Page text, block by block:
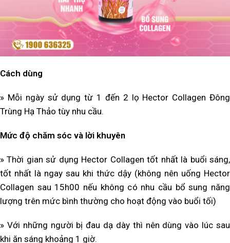
Cách dùng
» Mỗi ngày sử dụng từ 1 đến 2 lọ Hector Collagen Đông
Trùng Hạ Thảo tùy nhu cầu.
Mức độ chăm sóc và lời khuyên
» Thời gian sử dụng Hector Collagen tốt nhất là buổi sáng,
tốt nhất là ngay sau khi thức dậy (không nên uống Hector
Collagen sau 15h00 nếu không có nhu cầu bổ sung năng
lượng trên mức bình thường cho hoạt động vào buổi tối)
» Với những người bị đau dạ dày thì nên dùng vào lúc sau
khi ăn sáng khoảng 1 giờ.